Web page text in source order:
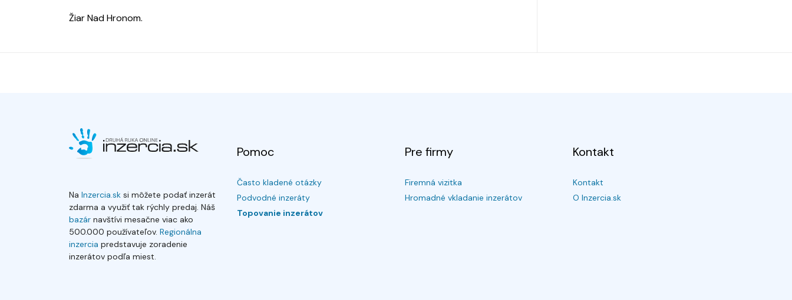
Žiar Nad Hronom.
Na Inzercia.sk si môžete podať inzerát
zdarma a využiť tak rýchly predaj. Náš
bazár navštívi mesačne viac ako
500.000 používateľov. Regionálna
inzercia predstavuje zoradenie
inzerátov podľa miest.
Pomoc
Často kladené otázky
Podvodné inzeráty
Topovanie inzerátov
Pre firmy
Firemná vizitka
Hromadné vkladanie inzerátov
Kontakt
Kontakt
O Inzercia.sk